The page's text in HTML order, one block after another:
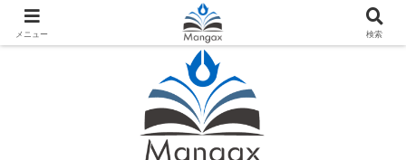
人気おすすめ漫画紹介ならMangax（マンガックス）
メニュー 検索